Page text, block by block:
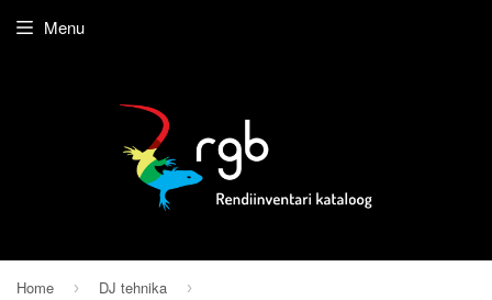
Menu
Home › DJ tehnika ›